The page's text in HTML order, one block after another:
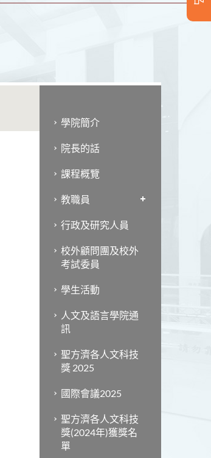
學院簡介
院長的話
課程概覽
教職員
行政及研究人員
校外顧問團及校外
考試委員
學生活動
人文及語言學院通
訊
聖方濟各人文科技
獎 2025
國際會議2025
聖方濟各人文科技
獎(2024年)獲獎名
單